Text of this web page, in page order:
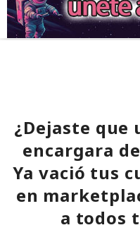
¿Dejaste que
encargara
Ya vació tus
en
a todos